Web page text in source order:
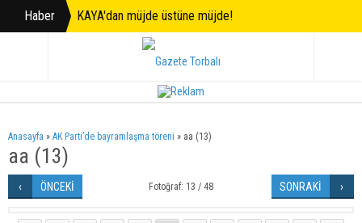
Haber KAYA'dan müjde üstüne müjde!
Anasayfa » AK Parti’de bayramlaşma töreni » aa (13)
aa (13)
ÖNCEKİ Fotoğraf: 13 / 48 SONRAKİ